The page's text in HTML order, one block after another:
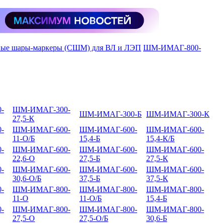
шары-маркеры (СШМ) для ВЛ и ЛЭП ШМ-ИМАГ-800-
ШМ-ИМАГ-300-
27,5-К
ШМ-ИМАГ-300-Б ШМ-ИМАГ-300-К
ШМ-ИМАГ-600-
11-О/Б
ШМ-ИМАГ-600-
15,4-Б
ШМ-ИМАГ-600-
15,4-К/Б
ШМ-ИМАГ-600-
22,6-О
ШМ-ИМАГ-600-
27,5-Б
ШМ-ИМАГ-600-
27,5-К
ШМ-ИМАГ-600-
30,6-О/Б
ШМ-ИМАГ-600-
37,5-Б
ШМ-ИМАГ-600-
37,5-К
ШМ-ИМАГ-800-
11-О
ШМ-ИМАГ-800-
11-О/Б
ШМ-ИМАГ-800-
15,4-Б
ШМ-ИМАГ-800-
27,5-О
ШМ-ИМАГ-800-
27,5-О/Б
ШМ-ИМАГ-800-
30,6-Б